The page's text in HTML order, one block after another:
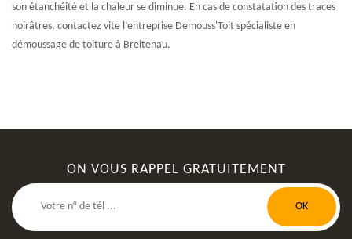
son étanchéité et la chaleur se diminue. En cas de constatation des traces
noirâtres, contactez vite l’entreprise Demouss'Toit spécialiste en
démoussage de toiture à Breitenau.
ON VOUS RAPPEL GRATUITEMENT